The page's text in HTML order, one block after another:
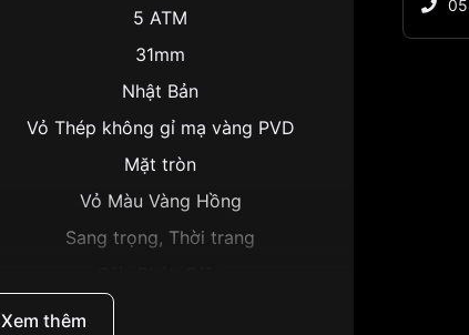
5 ATM
31mm
Nhật Bản
Vỏ Thép không gỉ mạ vàng PVD
Mặt tròn
Vỏ Màu Vàng Hồng
Sang trọng, Thời trang
Xem thêm